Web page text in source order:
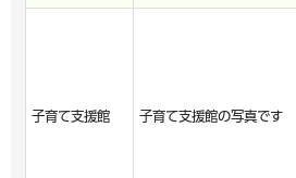
子育て支援館 子育て支援館の写真です